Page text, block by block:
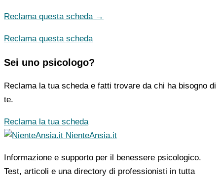
Reclama questa scheda →
Reclama questa scheda
Sei uno psicologo?
Reclama la tua scheda e fatti trovare da chi ha bisogno di
te.
Reclama la tua scheda
NienteAnsia.it
Informazione e supporto per il benessere psicologico.
Test, articoli e una directory di professionisti in tutta